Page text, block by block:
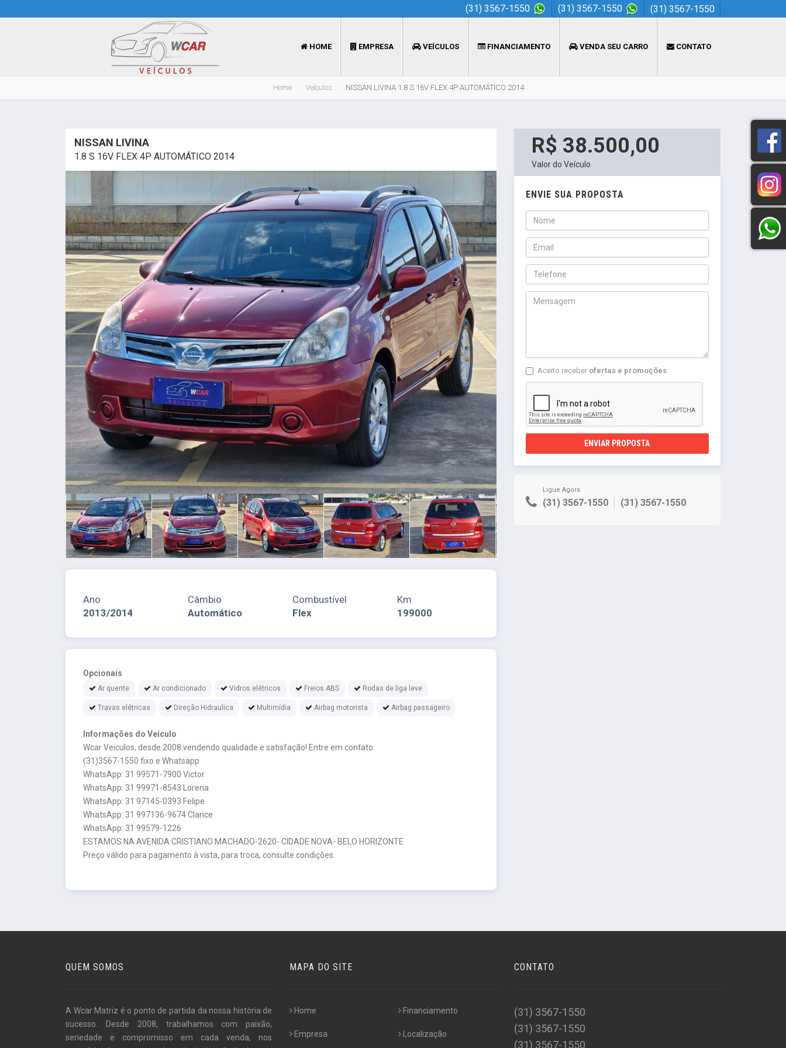
(31) 3567-1550 (31) 3567-1550 (31) 3567-1550
HOME EMPRESA VEÍCULOS FINANCIAMENTO VENDA SEU CARRO CONTATO
Home Veículos NISSAN LIVINA 1.8 S 16V FLEX 4P AUTOMÁTICO 2014
NISSAN LIVINA
1.8 S 16V FLEX 4P AUTOMÁTICO 2014
Ano
2013/2014
Câmbio
Automático
Combustível
Flex
Km
199000
Opcionais
Ar quente Ar condicionado Vidros elétricos Freios ABS Rodas de liga leve
Travas elétricas Direção Hidraulica Multimídia Airbag motorista Airbag passageiro
Informações do Veículo
Wcar Veiculos, desde 2008 vendendo qualidade e satisfação! Entre em contato:
(31)3567-1550 fixo e Whatsapp
WhatsApp: 31 99571-7900 Victor
WhatsApp: 31 99971-8543 Lorena
WhatsApp: 31 97145-0393 Felipe
WhatsApp: 31 997136-9674 Clarice
WhatsApp: 31 99579-1226
ESTAMOS NA AVENIDA CRISTIANO MACHADO-2620- CIDADE NOVA- BELO HORIZONTE
Preço válido para pagamento à vista, para troca, consulte condições.
R$ 38.500,00
Valor do Veículo
ENVIE SUA PROPOSTA
Aceito receber ofertas e promoções
ENVIAR PROPOSTA
Ligue Agora
(31) 3567-1550 (31) 3567-1550
QUEM SOMOS
A Wcar Matriz é o ponto de partida da nossa história de
sucesso. Desde 2008, trabalhamos com paixão,
seriedade e compromisso em cada venda, nos
MAPA DO SITE
Home
Empresa
Financiamento
Localização
CONTATO
(31) 3567-1550
(31) 3567-1550
(31) 3567-1550